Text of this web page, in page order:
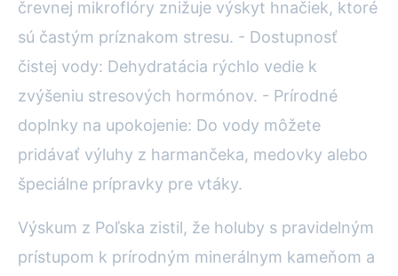
črevnej mikroflóry znižuje výskyt hnačiek, ktoré
sú častým príznakom stresu. - Dostupnosť
čistej vody: Dehydratácia rýchlo vedie k
zvýšeniu stresových hormónov. - Prírodné
doplnky na upokojenie: Do vody môžete
pridávať výluhy z harmančeka, medovky alebo
špeciálne prípravky pre vtáky.
Výskum z Poľska zistil, že holuby s pravidelným
prístupom k prírodným minerálnym kameňom a